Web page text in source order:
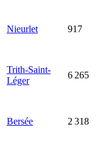
Nieurlet 917
Trith-Saint-
Léger
6 265
Bersée 2 318